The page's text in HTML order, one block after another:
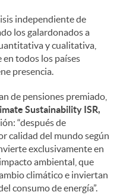
independiente de
los galardonados a
y cualitativa,
en todos los países
presencia.
de pensiones premiado,
Sustainability ISR,
“después de
calidad del mundo según
exclusivamente en
ambiental, que
climático e inviertan
consumo de energía”.